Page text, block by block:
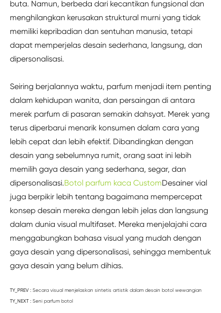
buta. Namun, berbeda dari kecantikan fungsional dan
menghilangkan kerusakan struktural murni yang tidak
memiliki kepribadian dan sentuhan manusia, tetapi
dapat memperjelas desain sederhana, langsung, dan
dipersonalisasi.
Seiring berjalannya waktu, parfum menjadi item penting
dalam kehidupan wanita, dan persaingan di antara
merek parfum di pasaran semakin dahsyat. Merek yang
terus diperbarui menarik konsumen dalam cara yang
lebih cepat dan lebih efektif. Dibandingkan dengan
desain yang sebelumnya rumit, orang saat ini lebih
memilih gaya desain yang sederhana, segar, dan
dipersonalisasi.Botol parfum kaca CustomDesainer vial
juga berpikir lebih tentang bagaimana mempercepat
konsep desain mereka dengan lebih jelas dan langsung
dalam dunia visual multifaset. Mereka menjelajahi cara
menggabungkan bahasa visual yang mudah dengan
gaya desain yang dipersonalisasi, sehingga membentuk
gaya desain yang belum dihias.
TY_PREV : Secara visual menjelaskan sintetis artistik dalam desain botol wewangian
TY_NEXT : Seni parfum botol